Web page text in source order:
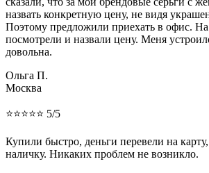
назвать конкретную цену, не видя
Поэтому предложили приехать в офис. На
посмотрели и назвали цену. Меня
довольна.
Ольга П.
Москва
⭐⭐⭐⭐⭐ 5/5
Купили быстро, деньги перевели на
наличку. Никаких проблем не возникло.